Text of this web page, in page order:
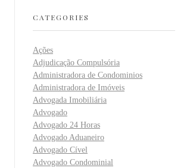
CATEGORIES
Ações
Adjudicação Compulsória
Administradora de Condominios
Administradora de Imóveis
Advogada Imobiliária
Advogado
Advogado 24 Horas
Advogado Aduaneiro
Advogado Cível
Advogado Condominial